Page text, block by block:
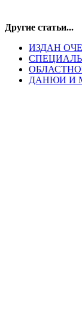
Другие статьи...
ИЗДАН
ДАНЮИ И